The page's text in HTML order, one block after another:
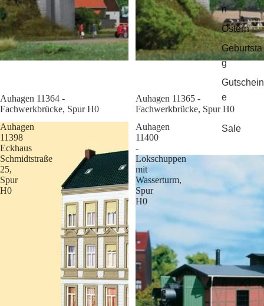
n
Ostern
Geburtsta
g
Gutschein
e
Sale
Sale
Auhagen 11364 -
Fachwerkbrücke, Spur H0
Sale
Auhagen 11365 -
Fachwerkbrücke, Spur H0
Auhagen
11398
Eckhaus
Schmidtstraße
25,
Spur
H0
Auhagen
11400
-
Lokschuppen
mit
Wasserturm,
Spur
H0